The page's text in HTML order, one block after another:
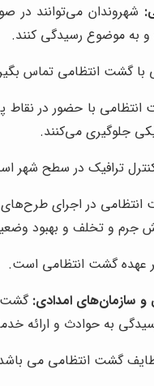
شهروندان می‌توانند در
به موضوع رسیدگی کنند.
با گشت انتظامی تماس
با حضور در نقاط
جلوگیری می‌کنند.
ترافیک در سطح شهر
در اجرای طرح‌های
جرم و تخلف و بهبود
عهده گشت انتظامی است.
و سازمان‌های امدادی: گشت
به حوادث و ارائه
گشت انتظامی می